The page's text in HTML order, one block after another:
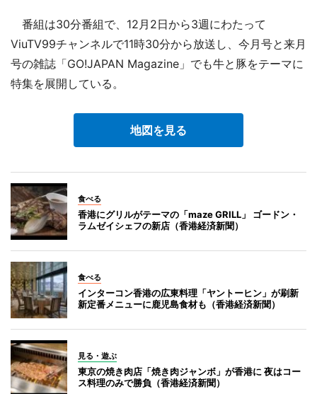
番組は30分番組で、12月2日から3週にわたって
ViuTV99チャンネルで11時30分から放送し、今月号と来月
号の雑誌「GO!JAPAN Magazine」でも牛と豚をテーマに
特集を展開している。
地図を見る
食べる
香港にグリルがテーマの「maze GRILL」 ゴードン・
ラムゼイシェフの新店（香港経済新聞）
食べる
インターコン香港の広東料理「ヤントーヒン」が刷新
新定番メニューに鹿児島食材も（香港経済新聞）
見る・遊ぶ
東京の焼き肉店「焼き肉ジャンボ」が香港に 夜はコー
ス料理のみで勝負（香港経済新聞）